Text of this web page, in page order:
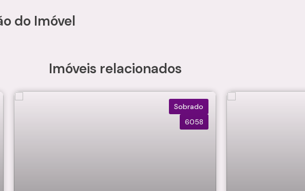
do Imóvel
Imóveis relacionados
Sobrado
6058